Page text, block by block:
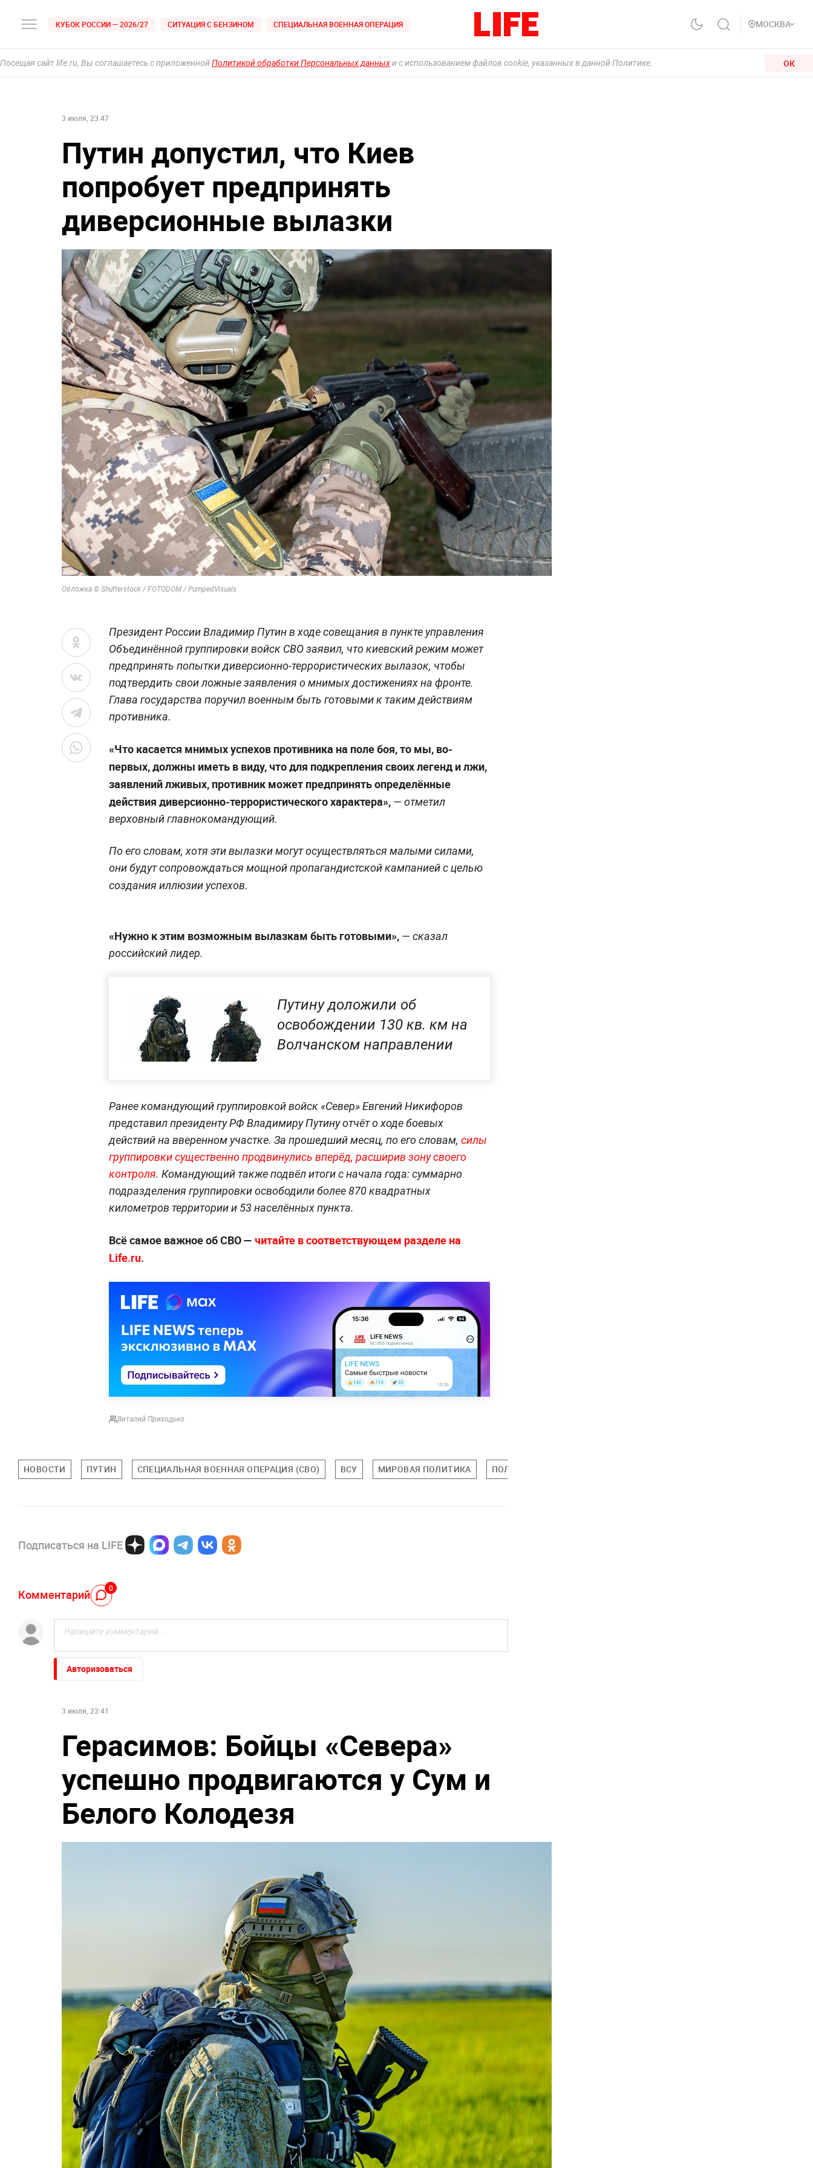
КУБОК РОССИИ — 2026/27 СИТУАЦИЯ С БЕНЗИНОМ СПЕЦИАЛЬНАЯ ВОЕННАЯ ОПЕРАЦИЯ МОСКВА
Посещая сайт life.ru, Вы соглашаетесь с приложеннойПолитикой обработки Персональных данныхи с использованием файлов cookie, указанных в данной Политике. ОК
3 июля, 23:47
Путин допустил, что Киев
попробует предпринять
диверсионные вылазки
Обложка © Shutterstock / FOTODOM / PumpedVisuals
Президент России Владимир Путин в ходе совещания в пункте управления
Объединённой группировки войск СВО заявил, что киевский режим может
предпринять попытки диверсионно-террористических вылазок, чтобы
подтвердить свои ложные заявления о мнимых достижениях на фронте.
Глава государства поручил военным быть готовыми к таким действиям
противника.
«Что касается мнимых успехов противника на поле боя, то мы, во-
первых, должны иметь в виду, что для подкрепления своих легенд и лжи,
заявлений лживых, противник может предпринять определённые
действия диверсионно-террористического характера», — отметил
верховный главнокомандующий.
По его словам, хотя эти вылазки могут осуществляться малыми силами,
они будут сопровождаться мощной пропагандистской кампанией с целью
создания иллюзии успехов.
«Нужно к этим возможным вылазкам быть готовыми», — сказал
российский лидер.
Путину доложили об
освобождении 130 кв. км на
Волчанском направлении
Ранее командующий группировкой войск «Север» Евгений Никифоров
представил президенту РФ Владимиру Путину отчёт о ходе боевых
действий на вверенном участке. За прошедший месяц, по его словам, силы
группировки существенно продвинулись вперёд, расширив зону своего
контроля. Командующий также подвёл итоги с начала года: суммарно
подразделения группировки освободили более 870 квадратных
километров территории и 53 населённых пункта.
Всё самое важное об СВО — читайте в соответствующем разделе на
Life.ru.
Виталий Приходько
НОВОСТИ ПУТИН СПЕЦИАЛЬНАЯ ВОЕННАЯ ОПЕРАЦИЯ (СВО) ВСУ МИРОВАЯ ПОЛИТИКА ПОЛИТИКА
Подписаться на LIFE
Комментарий 0
Авторизоваться
"Никто не полезет": британцев
потрясло происходящее в
"Все решит одно сражение".
Зеленский открыл страшную
Дело убитых в Таиланде
россиян прекратило череду
Слуцкий выступил с
прощальным заявлением
В Польше возмущены ударом
Кремля по иностранным
активам
Катастрофа в Киеве:
Герасимов: Бойцы «Севера»
успешно продвигаются у Сум и
Белого Колодезя